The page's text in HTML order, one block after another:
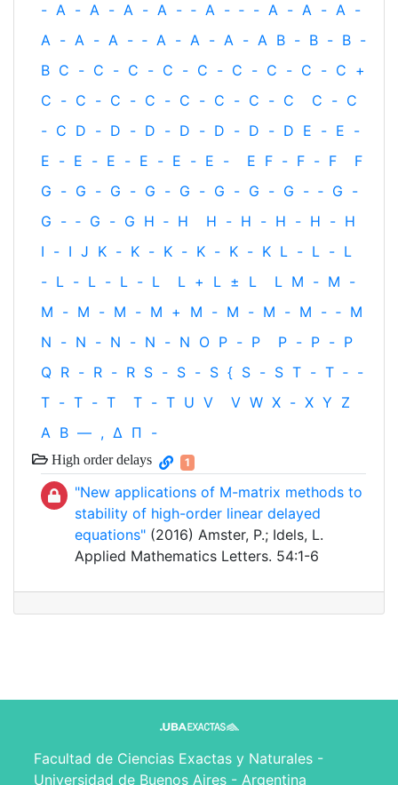
- A - A - A - A - ‐ A - ‐ - A - A - A -
A - A - A - ‐ A - A - A - A B - B - B -
B C - C - C - C - C - C - C - C - C +
C - C - C - C - C - C - C - C C - C
- C D - D - D - D - D - D - D E - E -
E - E - E - E - E - E - E F - F - F
F
G - G - G - G - G - G - G - G - ‐ G -
G - ‐ G - G H ‐ H H - H - H - H - H
I - I J K - K - K - K - K - K L - L - L
- L - L - L - L L + L ± L L M - M -
M - M - M - M + M - M - M - M - ‐ M
N - N - N - N - N O P - P P - P - P
Q R - R - R S - S - S { S - S T - T ‐ -
T - T - T T - T U V V W X - X Y Z
Α Β — , Δ Π -
High order delays 1
"New applications of M-matrix methods to
stability of high-order linear delayed
equations" (2016) Amster, P.; Idels, L.
Applied Mathematics Letters. 54:1-6
Facultad de Ciencias Exactas y Naturales -
Universidad de Buenos Aires - Argentina